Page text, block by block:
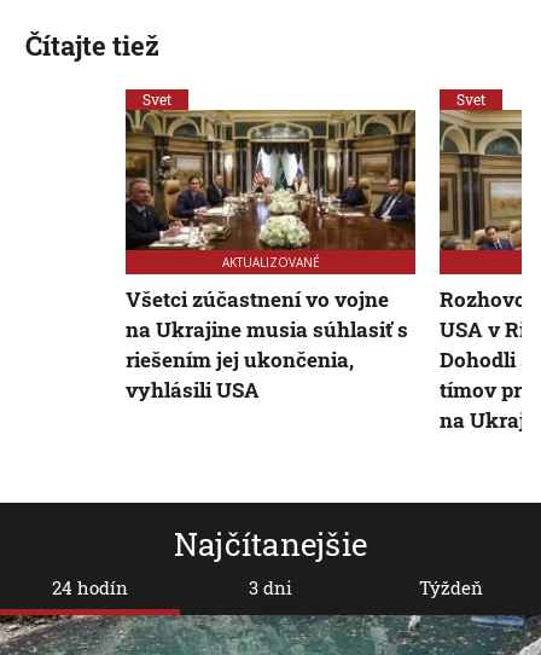
Najčítanejšie
24 hodín 3 dni Týždeň
Čítajte tiež
Svet
AKTUALIZOVANÉ
Všetci zúčastnení vo vojne
na Ukrajine musia súhlasiť s
riešením jej ukončenia,
vyhlásili USA
Svet
USA v
Dohodli
tímov pre
na